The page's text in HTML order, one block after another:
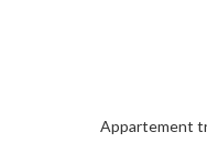
Appartement